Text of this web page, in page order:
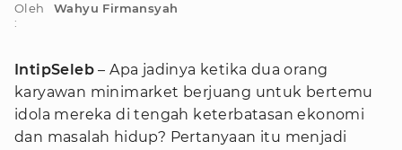
Oleh
:
Wahyu Firmansyah
IntipSeleb – Apa jadinya ketika dua orang
karyawan minimarket berjuang untuk bertemu
idola mereka di tengah keterbatasan ekonomi
dan masalah hidup? Pertanyaan itu menjadi